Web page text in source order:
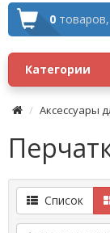
0 товаров,
Категории
Аксессуары
Список